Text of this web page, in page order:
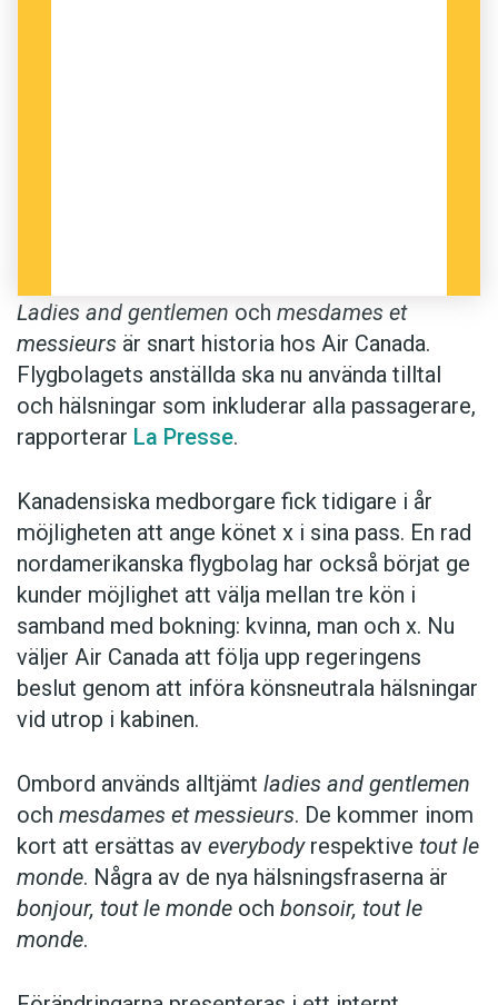
Ladies and gentlemen och mesdames et
messieurs är snart historia hos Air Canada.
Flygbolagets anställda ska nu använda tilltal
och hälsningar som inkluderar alla passagerare,
rapporterar La Presse.
Kanadensiska medborgare fick tidigare i år
möjligheten att ange könet x i sina pass. En rad
nordamerikanska flygbolag har också börjat ge
kunder möjlighet att välja mellan tre kön i
samband med bokning: kvinna, man och x. Nu
väljer Air Canada att följa upp regeringens
beslut genom att införa könsneutrala hälsningar
vid utrop i kabinen.
Ombord används alltjämt ladies and gentlemen
och mesdames et messieurs. De kommer inom
kort att ersättas av everybodyrespektive tout le
monde. Några av de nya hälsningsfraserna är
bonjour, tout le monde och bonsoir, tout le
monde.